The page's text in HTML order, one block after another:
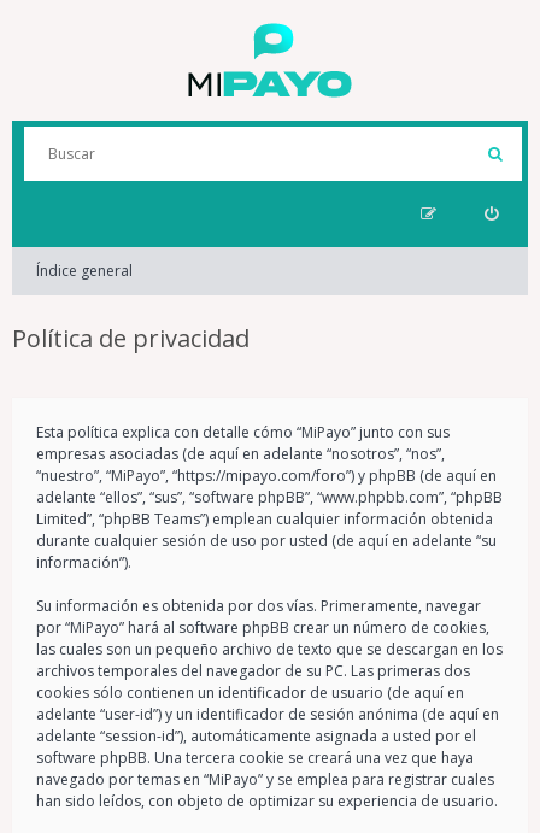
Índice general
Política de privacidad
Esta política explica con detalle cómo “MiPayo” junto con sus
empresas asociadas (de aquí en adelante “nosotros”, “nos”,
“nuestro”, “MiPayo”, “https://mipayo.com/foro”) y phpBB (de aquí en
adelante “ellos”, “sus”, “software phpBB”, “www.phpbb.com”, “phpBB
Limited”, “phpBB Teams”) emplean cualquier información obtenida
durante cualquier sesión de uso por usted (de aquí en adelante “su
información”).
Su información es obtenida por dos vías. Primeramente, navegar
por “MiPayo” hará al software phpBB crear un número de cookies,
las cuales son un pequeño archivo de texto que se descargan en los
archivos temporales del navegador de su PC. Las primeras dos
cookies sólo contienen un identificador de usuario (de aquí en
adelante “user-id”) y un identificador de sesión anónima (de aquí en
adelante “session-id”), automáticamente asignada a usted por el
software phpBB. Una tercera cookie se creará una vez que haya
navegado por temas en “MiPayo” y se emplea para registrar cuales
han sido leídos, con objeto de optimizar su experiencia de usuario.